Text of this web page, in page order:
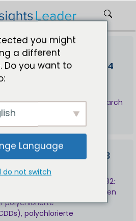
2024
für
Eine Clinical Research
Unternehmen, das
für … anbietet.
2023
Marktbericht 2032:
das in verschiedene Typen
polychlorierte
polychlorierte
you might
a different
Do you want to
Language
do not switch